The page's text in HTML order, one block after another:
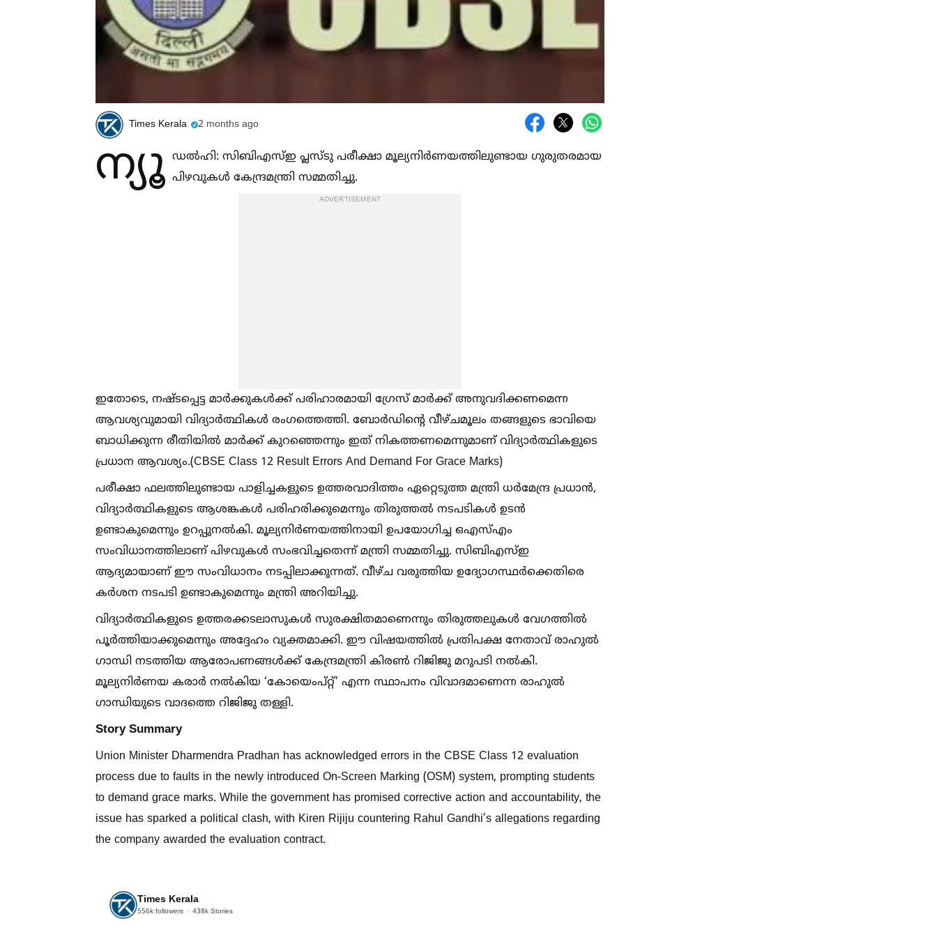
Times Kerala 2 months ago
ന്യൂ ഡല്‍ഹി: സിബിഎസ്‌ഇ പ്ലസ്ടു പരീക്ഷാ മൂല്യനിർണയത്തിലുണ്ടായ ഗുരുതരമായ
പിഴവുകള്‍ കേന്ദ്രമന്ത്രി സമ്മതിച്ചു.
ADVERTISEMENT
ഇതോടെ, നഷ്ടപ്പെട്ട മാർക്കുകള്‍ക്ക് പരിഹാരമായി ഗ്രേസ് മാർക്ക് അനുവദിക്കണമെന്ന
ആവശ്യവുമായി വിദ്യാർത്ഥികള്‍ രംഗത്തെത്തി. ബോർഡിന്റെ വീഴ്ചമൂലം തങ്ങളുടെ ഭാവിയെ
ബാധിക്കുന്ന രീതിയില്‍ മാർക്ക് കുറഞ്ഞെന്നും ഇത് നികത്തണമെന്നുമാണ് വിദ്യാർത്ഥികളുടെ
പ്രധാന ആവശ്യം.(CBSE Class 12 Result Errors And Demand For Grace Marks)
പരീക്ഷാ ഫലത്തിലുണ്ടായ പാളിച്ചകളുടെ ഉത്തരവാദിത്തം ഏറ്റെടുത്ത മന്ത്രി ധർമേന്ദ്ര പ്രധാൻ,
വിദ്യാർത്ഥികളുടെ ആശങ്കകള്‍ പരിഹരിക്കുമെന്നും തിരുത്തല്‍ നടപടികള്‍ ഉടൻ
ഉണ്ടാകുമെന്നും ഉറപ്പുനല്‍കി. മൂല്യനിർണയത്തിനായി ഉപയോഗിച്ച ഒഎസ്‌എം
സംവിധാനത്തിലാണ് പിഴവുകള്‍ സംഭവിച്ചതെന്ന് മന്ത്രി സമ്മതിച്ചു. സിബിഎസ്‌ഇ
ആദ്യമായാണ് ഈ സംവിധാനം നടപ്പിലാക്കുന്നത്. വീഴ്ച വരുത്തിയ ഉദ്യോഗസ്ഥർക്കെതിരെ
കർശന നടപടി ഉണ്ടാകുമെന്നും മന്ത്രി അറിയിച്ചു.
വിദ്യാർത്ഥികളുടെ ഉത്തരക്കടലാസുകള്‍ സുരക്ഷിതമാണെന്നും തിരുത്തലുകള്‍ വേഗത്തില്‍
പൂർത്തിയാക്കുമെന്നും അദ്ദേഹം വ്യക്തമാക്കി. ഈ വിഷയത്തില്‍ പ്രതിപക്ഷ നേതാവ് രാഹുല്‍
ഗാന്ധി നടത്തിയ ആരോപണങ്ങള്‍ക്ക് കേന്ദ്രമന്ത്രി കിരണ്‍ റിജിജു മറുപടി നല്‍കി.
മൂല്യനിർണയ കരാർ നല്‍കിയ ‘കോയെംപ്റ്റ്’ എന്ന സ്ഥാപനം വിവാദമാണെന്ന രാഹുല്‍
ഗാന്ധിയുടെ വാദത്തെ റിജിജു തള്ളി.
Story Summary
Union Minister Dharmendra Pradhan has acknowledged errors in the CBSE Class 12 evaluation
process due to faults in the newly introduced On-Screen Marking (OSM) system, prompting students
to demand grace marks. While the government has promised corrective action and accountability, the
issue has sparked a political clash, with Kiren Rijiju countering Rahul Gandhi’s allegations regarding
the company awarded the evaluation contract.
Times Kerala
556k followers 438k Stories